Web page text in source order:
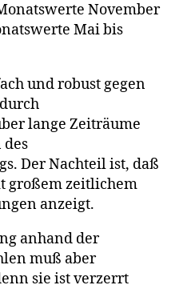
November
Mai bis
und robust gegen
lange Zeiträume
des
Der Nachteil ist, daß
großem zeitlichem
anzeigt.
anhand der
muß aber
sie ist verzerrt